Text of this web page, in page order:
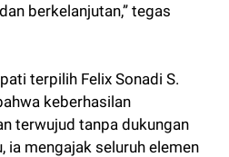
berkelanjutan,” tegas
terpilih Felix Sonadi S.
keberhasilan
terwujud tanpa dukungan
ia mengajak seluruh elemen